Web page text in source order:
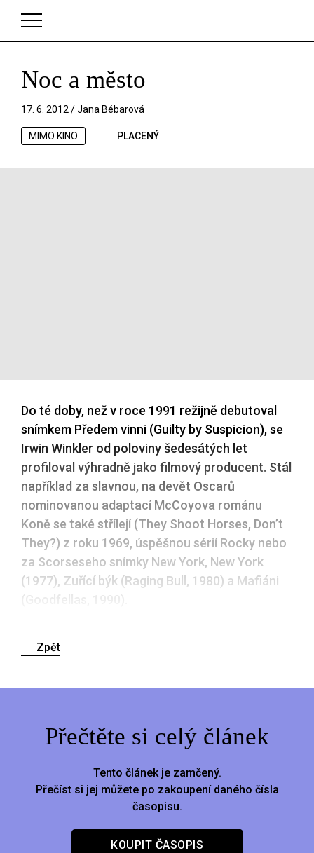
V košíku zatím nemáte žádné položky.
Noc a město
17. 6. 2012 /Jana Bébarová
MIMO KINO PLACENÝ
Do té doby, než v roce 1991 režijně debutoval
snímkem Předem vinni (Guilty by Suspicion), se
Irwin Winkler od poloviny šedesátých let
profiloval výhradně jako filmový producent. Stál
například za slavnou, na devět Oscarů
nominovanou adaptací McCoyova románu
Koně se také střílejí (They Shoot Horses, Don’t
They?) z roku 1969, úspěšnou sérií Rocky nebo
za Scorseseho snímky New York, New York
(1977), Zuřící býk (Raging Bull, 1980) a Mafiáni
Zpět
Přečtěte si celý článek
Tento článek je zamčený.
Přečíst si jej můžete po zakoupení daného čísla
časopisu.
KOUPIT ČASOPIS